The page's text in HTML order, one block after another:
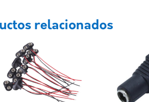
relacionados